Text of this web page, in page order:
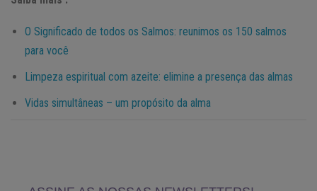
O Significado de todos os Salmos: reunimos os 150 salmos
para você
Limpeza espiritual com azeite: elimine a presença das almas
Vidas simultâneas – um propósito da alma